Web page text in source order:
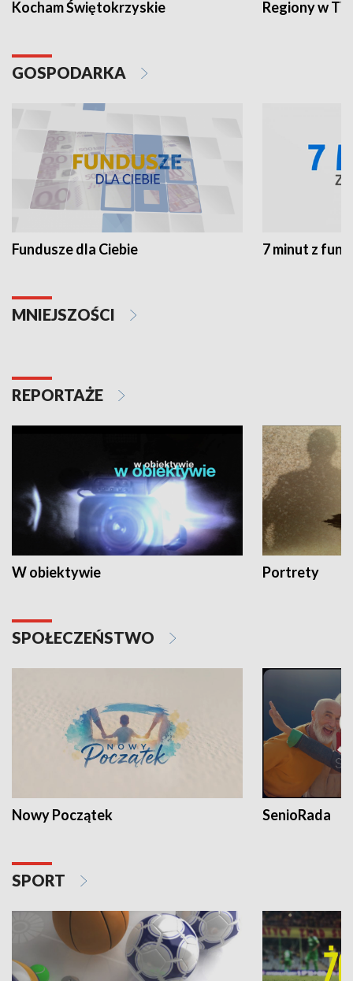
Kocham Świętokrzyskie Regiony w
GOSPODARKA
Fundusze dla Ciebie 7 minut z
MNIEJSZOŚCI
REPORTAŻE
W obiektywie Portrety
SPOŁECZEŃSTWO
Nowy Początek SenioRada
SPORT